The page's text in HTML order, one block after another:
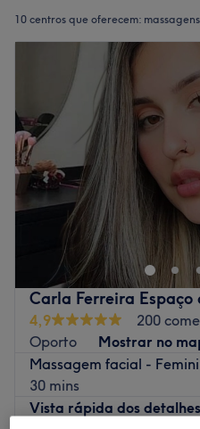
10 centros que oferecem:
Carla Ferreira Espaço
4,9
200
Oporto
Mostrar no
Massagem facial -
30 mins
Vista rápida dos